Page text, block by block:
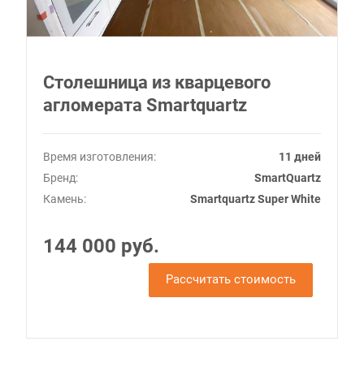
Столешница из кварцевого
агломерата Smartquartz
Время изготовления:
11 дней
Бренд:
SmartQuartz
Камень:
Smartquartz Super White
144 000 руб.
Рассчитать стоимость